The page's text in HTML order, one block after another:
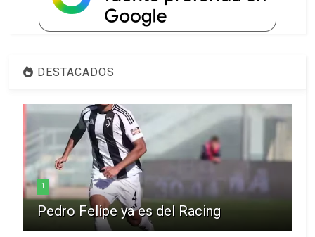
DESTACADOS
1
Pedro Felipe ya es del Racing